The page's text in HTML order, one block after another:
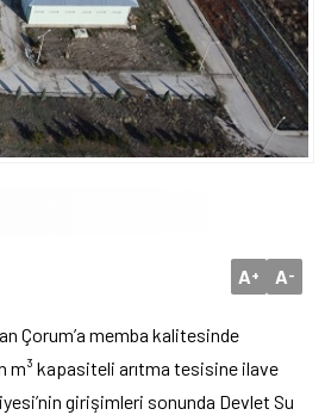
A+ A-
Çorum’a memba kalitesinde
m³ kapasiteli arıtma tesisine ilave
girişimleri sonunda Devlet Su